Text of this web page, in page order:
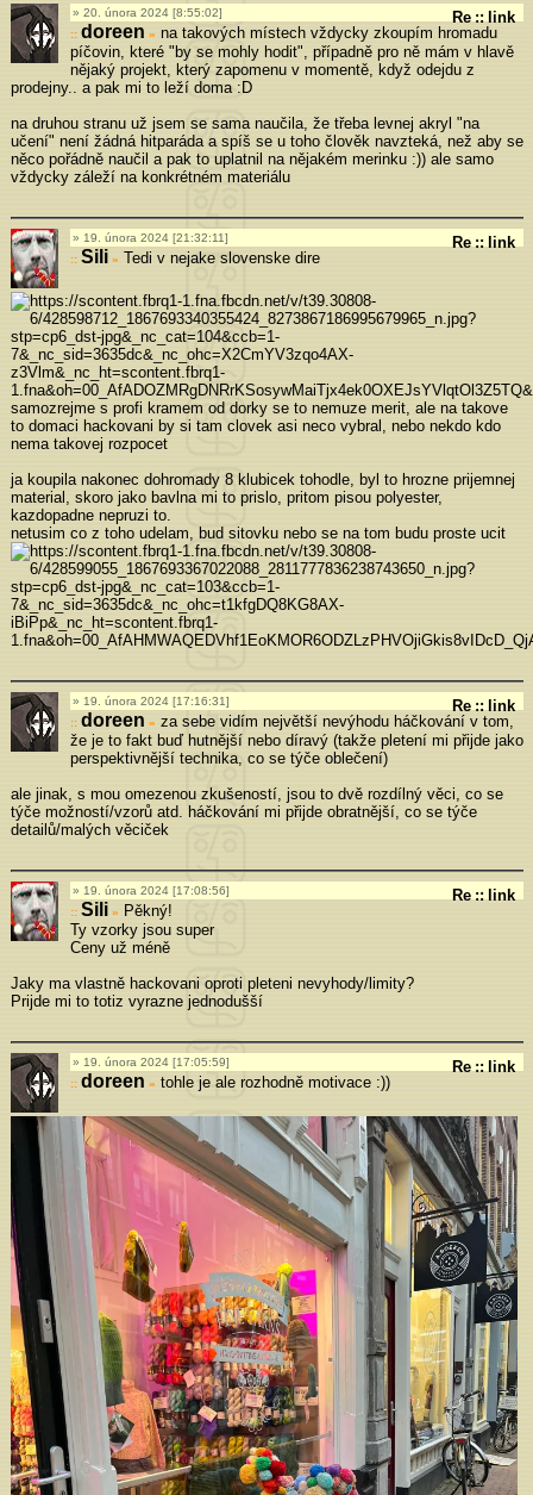
20. února 2024 [8:55:02] Re :: link
doreen » na takových místech vždycky zkoupím hromadu
píčovin, které "by se mohly hodit", případně pro ně mám v hlavě
nějaký projekt, který zapomenu v momentě, když odejdu z
prodejny.. a pak mi to leží doma :D
na druhou stranu už jsem se sama naučila, že třeba levnej akryl "na
učení" není žádná hitparáda a spíš se u toho člověk navzteká, než aby se
něco pořádně naučil a pak to uplatnil na nějakém merinku :)) ale samo
vždycky záleží na konkrétném materiálu
19. února 2024 [21:32:11] Re :: link
Sili » Tedi v nejake slovenske dire
samozrejme s profi kramem od dorky se to nemuze merit, ale na takove
to domaci hackovani by si tam clovek asi neco vybral, nebo nekdo kdo
nema takovej rozpocet
ja koupila nakonec dohromady 8 klubicek tohodle, byl to hrozne prijemnej
material, skoro jako bavlna mi to prislo, pritom pisou polyester,
kazdopadne nepruzi to.
netusim co z toho udelam, bud sitovku nebo se na tom budu proste ucit
19. února 2024 [17:16:31] Re :: link
doreen » za sebe vidím největší nevýhodu háčkování v tom,
že je to fakt buď hutnější nebo díravý (takže pletení mi přijde jako
perspektivnější technika, co se týče oblečení)
ale jinak, s mou omezenou zkušeností, jsou to dvě rozdílný věci, co se
týče možností/vzorů atd. háčkování mi přijde obratnější, co se týče
detailů/malých věciček
19. února 2024 [17:08:56] Re :: link
Sili »
Pěkný!
Ty vzorky jsou super
Ceny už méně
Jaky ma vlastně hackovani oproti pleteni nevyhody/limity?
Prijde mi to totiz vyrazne jednodušší
19. února 2024 [17:05:59] Re :: link
doreen » tohle je ale rozhodně motivace :))